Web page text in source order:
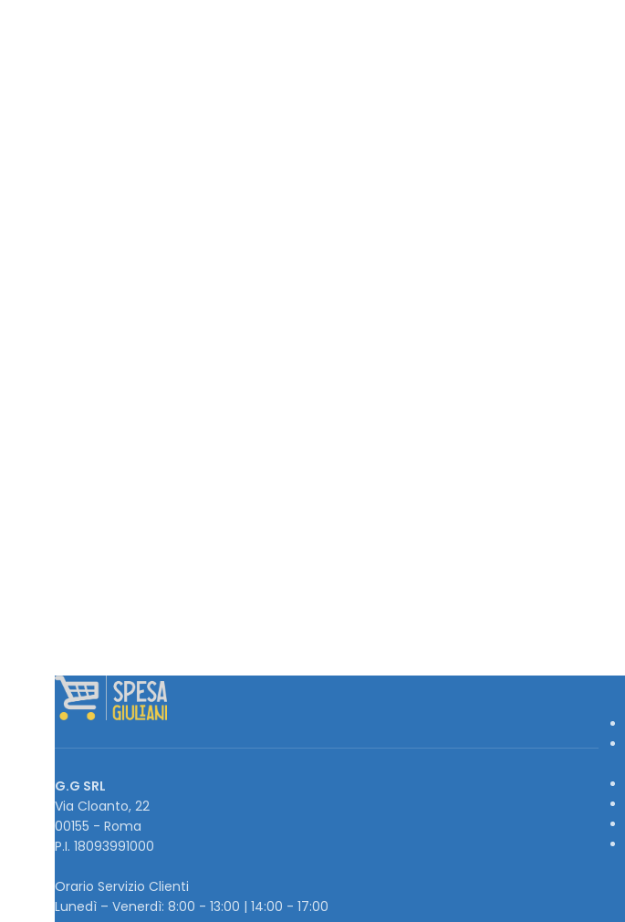
G.G SRL
Via Cloanto, 22
00155 - Roma
P.I. ‭18093991000
Orario Servizio Clienti
Lunedì – Venerdì: 8:00 - 13:00 | 14:00 - 17:00